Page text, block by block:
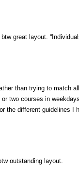
great layout.
than trying to match
two courses in
the different guidelines I
outstanding layout.